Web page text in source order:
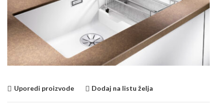
Uporedi proizvode Dodaj na listu želja